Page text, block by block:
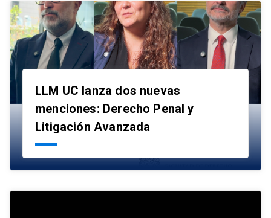
LLM UC lanza dos nuevas
menciones: Derecho Penal y
Litigación Avanzada